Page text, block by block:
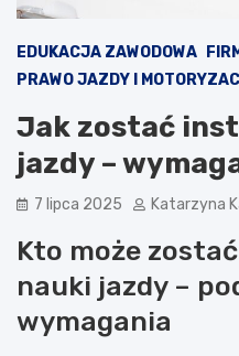
EDUKACJA ZAWODOWA
PRAWO JAZDY I
Jak zostać
jazdy –
7 lipca 2025 Katarzyna
Kto może
nauki jazdy –
wymagania